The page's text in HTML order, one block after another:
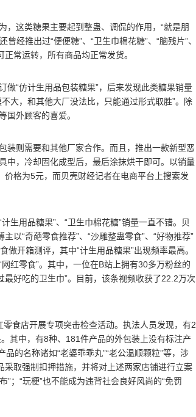
这类糖果主要起到整蛊、调侃的作用，“就是朋
经推出过“便便糖”、“卫生巾棉花糖”、“脑残片”、
常运转，所有商品均正常发货。
“仿计生用品包装糖果”，后来发现此类糖果销量
大，和其他大厂没法比，只能通过形式取胜”。除
国外顾客的喜爱。
装则需要和其他厂家合作。而且，推出一款新型恶
中，冷却固化成型后，最后涂抹烘干即可。以销量
价格为5元，而贝壳财经记者在电商平台上搜索发
生用品糖果”、“卫生巾棉花糖”销量一直不错。贝
以“奇葩零食推荐”、“沙雕整蛊零食”、“好物推荐”
做开箱测评，其中“计生用品糖果”出现频率最高。
红零食”。其中，一位在B站上拥有30多万粉丝的
好吃的卫生巾”。目前，该条视频收获了22.2万次
食店开展专项突击检查活动。执法人员发现，有2
其中，有8种、181件产品的外包装上没有标注产
的名称诸如“老婆乖乖丸”“老公温顺颗粒”等，涉
采取强制扣押措施，并将对上述两家店铺进行立案
；“玩梗”也不能成为违背社会良好风尚的“免罚